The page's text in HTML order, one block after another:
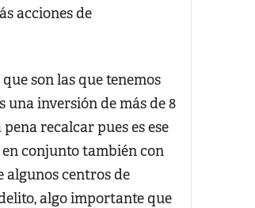
acciones de
son las que tenemos
inversión de más de 8
recalcar pues es ese
en conjunto también con
algunos centros de
algo importante que